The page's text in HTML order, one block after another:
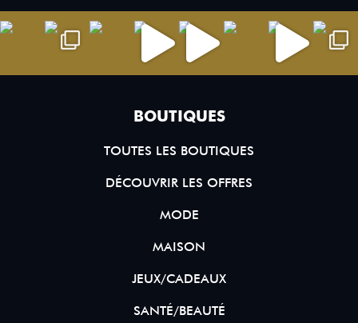
BOUTIQUES
TOUTES LES BOUTIQUES
DÉCOUVRIR LES OFFRES
MODE
MAISON
JEUX/CADEAUX
SANTÉ/BEAUTÉ